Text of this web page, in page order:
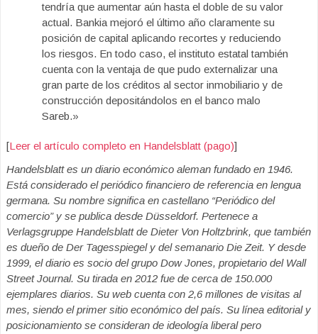
tendría que aumentar aún hasta el doble de su valor
actual. Bankia mejoró el último año claramente su
posición de capital aplicando recortes y reduciendo
los riesgos. En todo caso, el instituto estatal también
cuenta con la ventaja de que pudo externalizar una
gran parte de los créditos al sector inmobiliario y de
construcción depositándolos en el banco malo
Sareb.»
[Leer el artículo completo en Handelsblatt (pago)]
Handelsblatt es un diario económico aleman fundado en 1946.
Está considerado el periódico financiero de referencia en lengua
germana. Su nombre significa en castellano “Periódico del
comercio” y se publica desde Düsseldorf. Pertenece a
Verlagsgruppe Handelsblatt de Dieter Von Holtzbrink, que también
es dueño de Der Tagesspiegel y del semanario Die Zeit. Y desde
1999, el diario es socio del grupo Dow Jones, propietario del Wall
Street Journal. Su tirada en 2012 fue de cerca de 150.000
ejemplares diarios. Su web cuenta con 2,6 millones de visitas al
mes, siendo el primer sitio económico del país. Su línea editorial y
posicionamiento se consideran de ideología liberal pero